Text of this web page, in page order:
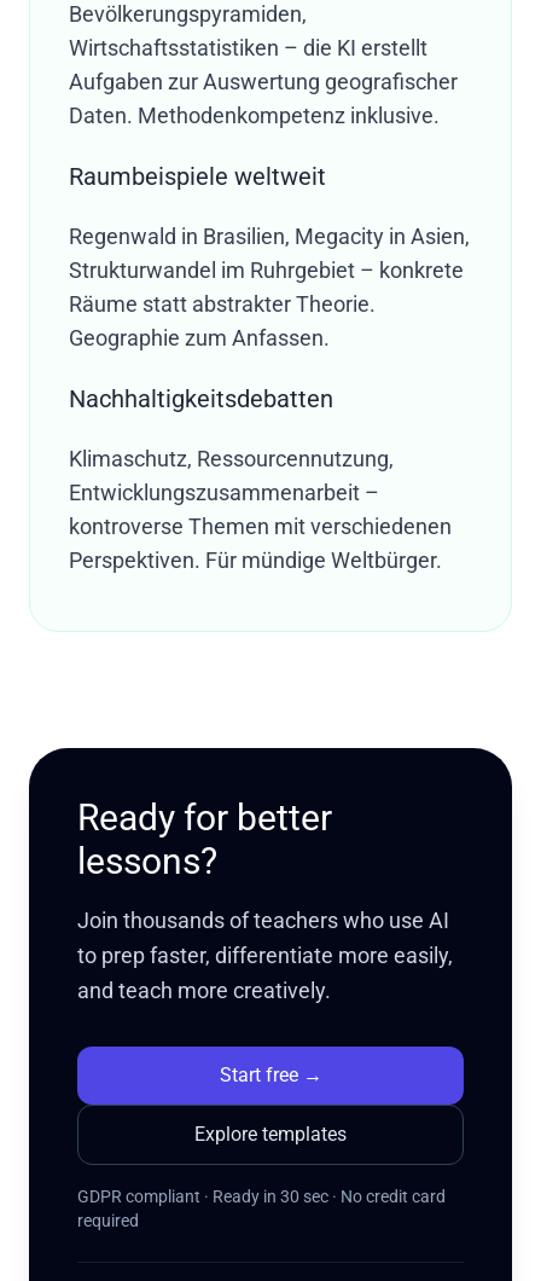
Bevölkerungspyramiden,
Wirtschaftsstatistiken – die KI erstellt
Aufgaben zur Auswertung geografischer
Daten. Methodenkompetenz inklusive.
Raumbeispiele weltweit
Regenwald in Brasilien, Megacity in Asien,
Strukturwandel im Ruhrgebiet – konkrete
Räume statt abstrakter Theorie.
Geographie zum Anfassen.
Nachhaltigkeitsdebatten
Klimaschutz, Ressourcennutzung,
Entwicklungszusammenarbeit –
kontroverse Themen mit verschiedenen
Perspektiven. Für mündige Weltbürger.
Ready for better
lessons?
Join thousands of teachers who use AI
to prep faster, differentiate more easily,
and teach more creatively.
Start free→
Explore templates
GDPR compliant · Ready in 30 sec · No credit card
required